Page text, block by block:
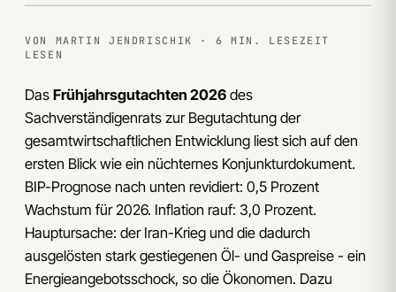
VON MARTIN JENDRISCHIK · 6 MIN. LESEZEIT
LESEN
Das Frühjahrsgutachten 2026 des
Sachverständigenrats zur Begutachtung der
gesamtwirtschaftlichen Entwicklung liest sich auf den
ersten Blick wie ein nüchternes Konjunkturdokument.
BIP-Prognose nach unten revidiert: 0,5 Prozent
Wachstum für 2026. Inflation rauf: 3,0 Prozent.
Hauptursache: der Iran-Krieg und die dadurch
ausgelösten stark gestiegenen Öl- und Gaspreise - ein
Energieangebotsschock, so die Ökonomen. Dazu